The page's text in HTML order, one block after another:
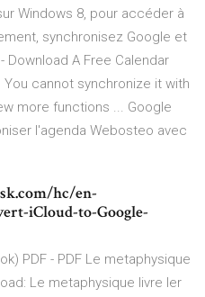
Windows 8, pour accéder à
synchronisez Google et
Download A Free Calendar
cannot synchronize it with
more functions ... Google
l'agenda Webosteo avec
hc/en-
iCloud-to-Google-
PDF - PDF Le metaphysique
Le metaphysique livre Ier